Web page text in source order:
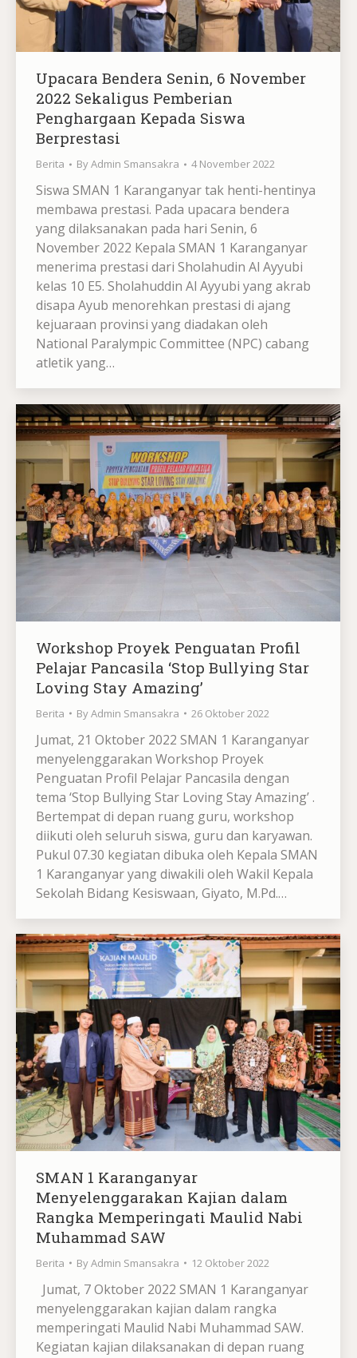
Upacara Bendera Senin, 6 November
2022 Sekaligus Pemberian
Penghargaan Kepada Siswa
Berprestasi
Berita ByAdmin Smansakra 4 November 2022
Siswa SMAN 1 Karanganyar tak henti-hentinya
membawa prestasi. Pada upacara bendera
yang dilaksanakan pada hari Senin, 6
November 2022 Kepala SMAN 1 Karanganyar
menerima prestasi dari Sholahudin Al Ayyubi
kelas 10 E5. Sholahuddin Al Ayyubi yang akrab
disapa Ayub menorehkan prestasi di ajang
kejuaraan provinsi yang diadakan oleh
National Paralympic Committee (NPC) cabang
atletik yang…
Workshop Proyek Penguatan Profil
Pelajar Pancasila ‘Stop Bullying Star
Loving Stay Amazing’
Berita ByAdmin Smansakra 26 Oktober 2022
Jumat, 21 Oktober 2022 SMAN 1 Karanganyar
menyelenggarakan Workshop Proyek
Penguatan Profil Pelajar Pancasila dengan
tema ‘Stop Bullying Star Loving Stay Amazing’ .
Bertempat di depan ruang guru, workshop
diikuti oleh seluruh siswa, guru dan karyawan.
Pukul 07.30 kegiatan dibuka oleh Kepala SMAN
1 Karanganyar yang diwakili oleh Wakil Kepala
Sekolah Bidang Kesiswaan, Giyato, M.Pd.…
SMAN 1 Karanganyar
Menyelenggarakan Kajian dalam
Rangka Memperingati Maulid Nabi
Muhammad SAW
Berita ByAdmin Smansakra 12 Oktober 2022
Jumat, 7 Oktober 2022 SMAN 1 Karanganyar
menyelenggarakan kajian dalam rangka
memperingati Maulid Nabi Muhammad SAW.
Kegiatan kajian dilaksanakan di depan ruang